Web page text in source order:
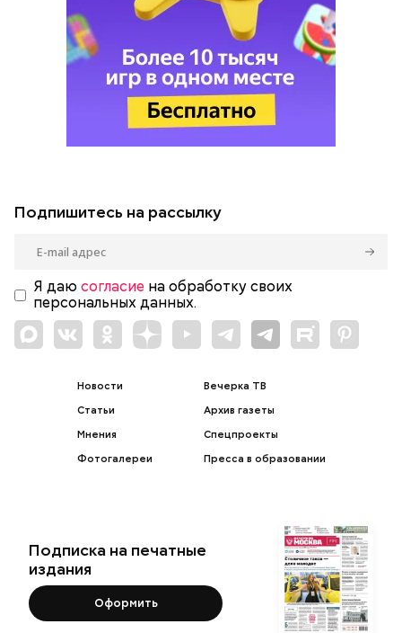
Подпишитесь на рассылку
Я даю согласие на обработку своих
персональных данных.
Новости
Статьи
Мнения
Фотогалереи
Вечерка ТВ
Архив газеты
Спецпроекты
Пресса в образовании
Подписка на печатные
издания
Оформить